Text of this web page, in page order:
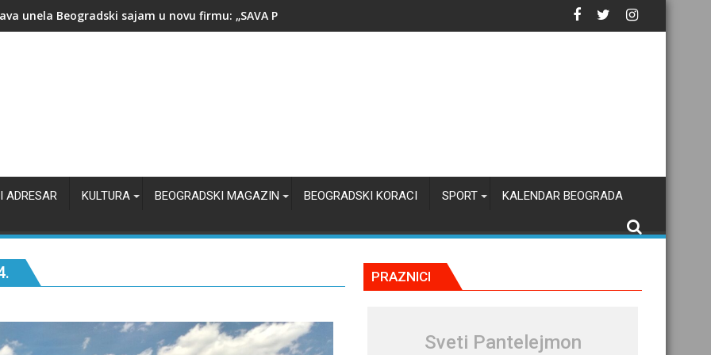
Nasta - čovek koji nije hteo da napusti Beograd
ADRESAR KULTURA BEOGRADSKI MAGAZIN BEOGRADSKI KORACI SPORT KALENDAR BEOGRADA
PRAZNICI
Sveti Pantelejmon